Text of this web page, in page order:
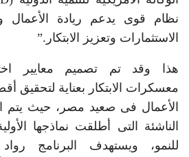
نظام قوى يدعم ريادة الأعمال
الاستثمارات وتعزيز الابتكار.”
هذا وقد تم تصميم معايير
معسكرات الابتكار بعناية لتحقيق
الأعمال فى صعيد مصر، حيث يتم
الناشئة التى أطلقت نماذجها
للنمو، ويستهدف البرنامج